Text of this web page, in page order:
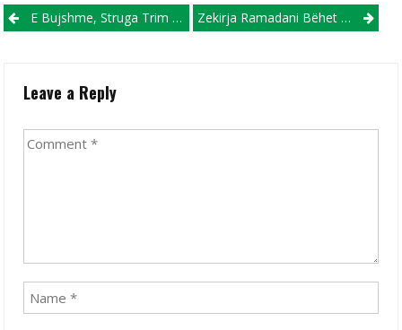
Post navigation
E Bujshme, Struga Trim Lum Në Raundin E Dytë Mund Të Luaj Ndaj Galatasarajit Zekirja Ramadani Bëhet “arab”, Do Të Udhëheq Ekipin E Uhud Nga Medinja!
Leave a Reply